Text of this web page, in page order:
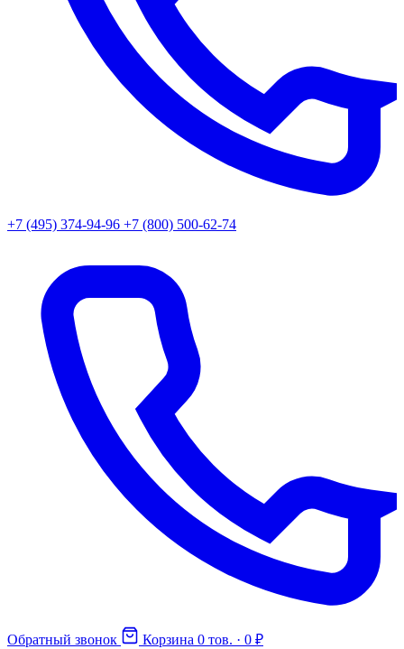
+7 (495) 374-94-96 +7 (800) 500-62-74
Обратный звонок Корзина 0 тов. · 0 ₽